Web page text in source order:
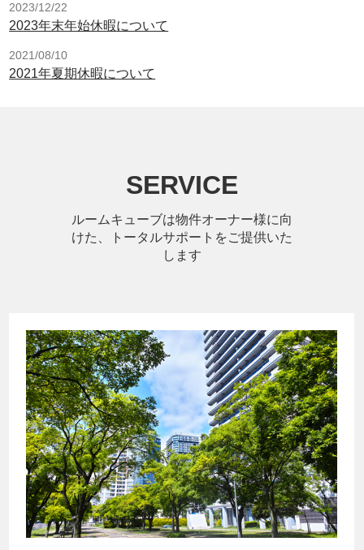
2023/12/22
2023年末年始休暇について
2021/08/10
2021年夏期休暇について
SERVICE
ルームキューブは物件オーナー様に向
けた、トータルサポートをご提供いた
します